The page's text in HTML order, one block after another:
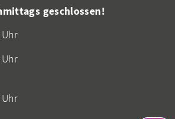
geschlossen!